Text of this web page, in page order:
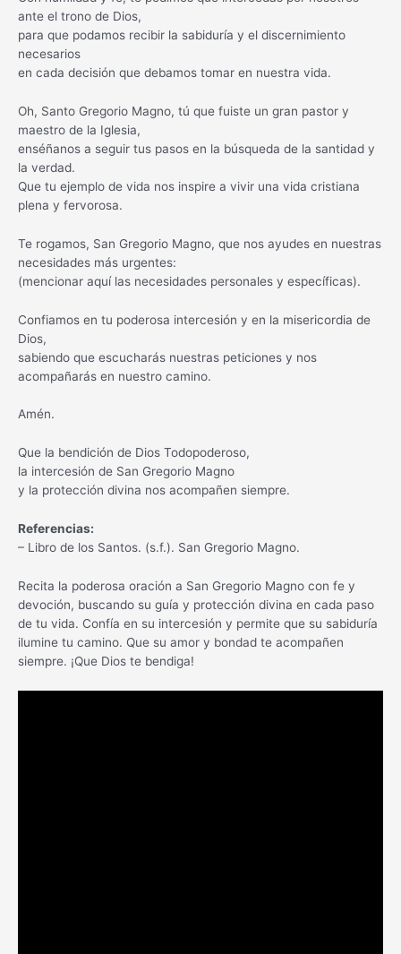
ante el trono de Dios,
para que podamos recibir la sabiduría y el discernimiento
necesarios
en cada decisión que debamos tomar en nuestra vida.
Oh, Santo Gregorio Magno, tú que fuiste un gran pastor y
maestro de la Iglesia,
enséñanos a seguir tus pasos en la búsqueda de la santidad y
la verdad.
Que tu ejemplo de vida nos inspire a vivir una vida cristiana
plena y fervorosa.
Te rogamos, San Gregorio Magno, que nos ayudes en nuestras
necesidades más urgentes:
(mencionar aquí las necesidades personales y específicas).
Confiamos en tu poderosa intercesión y en la misericordia de
Dios,
sabiendo que escucharás nuestras peticiones y nos
acompañarás en nuestro camino.
Amén.
Que la bendición de Dios Todopoderoso,
la intercesión de San Gregorio Magno
y la protección divina nos acompañen siempre.
Referencias:
– Libro de los Santos. (s.f.). San Gregorio Magno.
Recita la poderosa oración a San Gregorio Magno con fe y
devoción, buscando su guía y protección divina en cada paso
de tu vida. Confía en su intercesión y permite que su sabiduría
ilumine tu camino. Que su amor y bondad te acompañen
siempre. ¡Que Dios te bendiga!